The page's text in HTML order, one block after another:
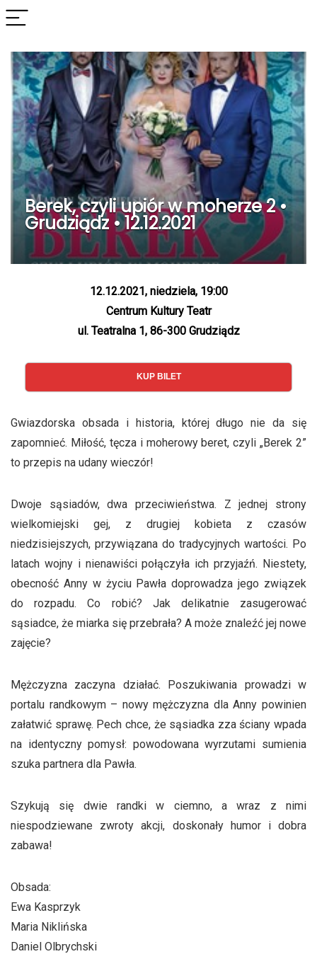
Berek, czyli upiór w moherze 2 •
Grudziądz • 12.12.2021
12.12.2021, niedziela, 19:00
Centrum Kultury Teatr
ul. Teatralna 1, 86-300 Grudziądz
KUP BILET
Gwiazdorska obsada i historia, której długo nie da się
zapomnieć. Miłość, tęcza i moherowy beret, czyli „Berek 2”
to przepis na udany wieczór!
Dwoje sąsiadów, dwa przeciwieństwa. Z jednej strony
wielkomiejski gej, z drugiej kobieta z czasów
niedzisiejszych, przywiązana do tradycyjnych wartości. Po
latach wojny i nienawiści połączyła ich przyjaźń. Niestety,
obecność Anny w życiu Pawła doprowadza jego związek
do rozpadu. Co robić? Jak delikatnie zasugerować
sąsiadce, że miarka się przebrała? A może znaleźć jej nowe
zajęcie?
Mężczyzna zaczyna działać. Poszukiwania prowadzi w
portalu randkowym – nowy mężczyzna dla Anny powinien
załatwić sprawę. Pech chce, że sąsiadka zza ściany wpada
na identyczny pomysł: powodowana wyrzutami sumienia
szuka partnera dla Pawła.
Szykują się dwie randki w ciemno, a wraz z nimi
niespodziewane zwroty akcji, doskonały humor i dobra
zabawa!
Obsada:
Ewa Kasprzyk
Maria Niklińska
Daniel Olbrychski